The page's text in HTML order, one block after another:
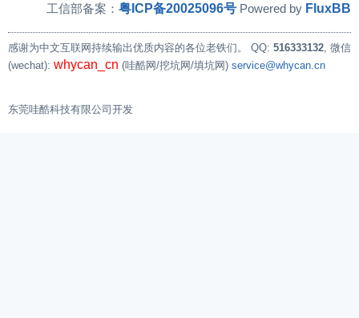
工信部备案： 粤ICP备20025096号 Powered by FluxBB
感谢为中文互联网持续输出优质内容的各位老铁们。 QQ: 516333132, 微信
(wechat): whycan_cn (哇酷网/挖坑网/填坑网) service@whycan.cn
东莞哇酷科技有限公司开发